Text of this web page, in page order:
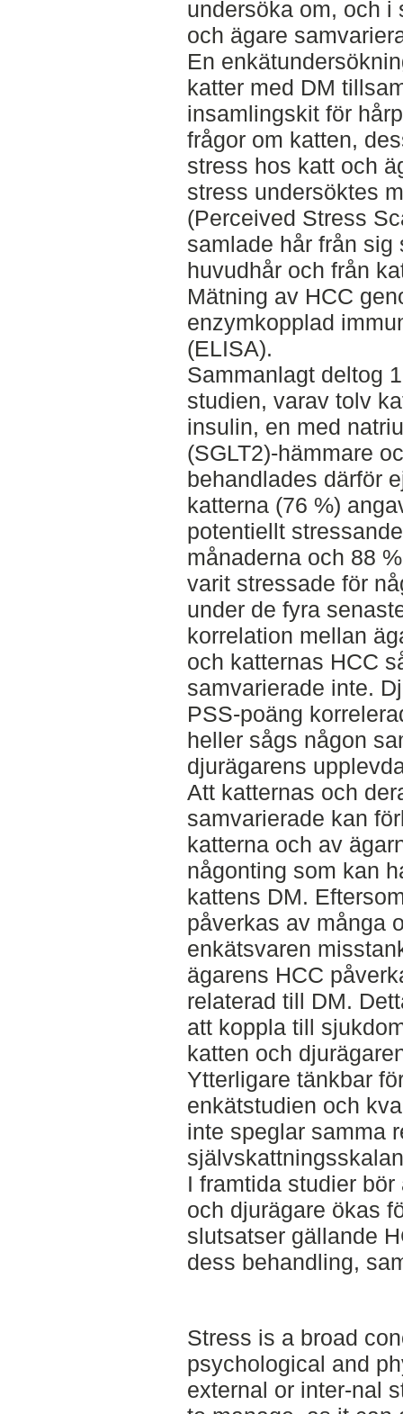
undersöka om, och i
och ägare
En
katter med DM
insamlingskit för
frågor om katten,
stress hos katt och
stress undersöktes
(Perceived Stress
samlade hår från
huvudhår och från
Mätning av HCC
enzymkopplad
(ELISA).
Sammanlagt deltog
studien, varav tolv
insulin, en med
(SGLT2)-hämmare
behandlades därför
katterna (76 %)
potentiellt
månaderna och 88
varit stressade för
under de fyra
korrelation mellan
och katternas HCC
samvarierade inte.
PSS-poäng
heller sågs någon
djurägarens
Att katternas och
samvarierade kan
katterna och av
någonting som kan
kattens DM.
påverkas av många
enkätsvaren
ägarens HCC
relaterad till DM.
att koppla till
katten och
Ytterligare tänkbar
enkätstudien och
inte speglar samma
I framtida studier
och djurägare ökas
slutsatser gällande
dess behandling,
Stress is a broad
psychological and
external or inter-nal